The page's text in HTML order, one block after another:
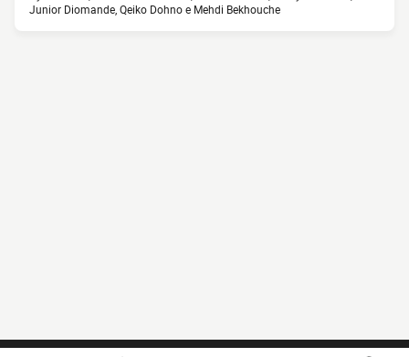
Junior Diomande, Qeiko Dohno e Mehdi Bekhouche